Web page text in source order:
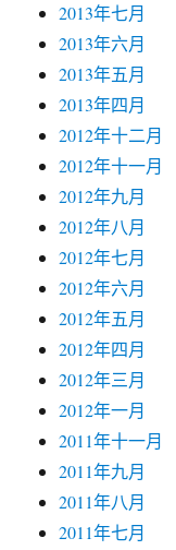
2013年七月
2013年六月
2013年五月
2013年四月
2012年十二月
2012年十一月
2012年九月
2012年八月
2012年七月
2012年六月
2012年五月
2012年四月
2012年三月
2012年一月
2011年十一月
2011年九月
2011年八月
2011年七月